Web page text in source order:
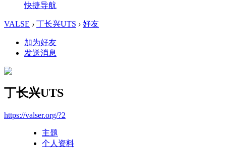
快捷导航
VALSE › 丁长兴UTS › 好友
加为好友
发送消息
丁长兴UTS
https://valser.org/?2
主题
个人资料